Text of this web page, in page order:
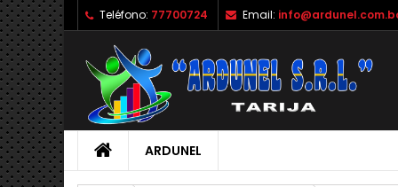
Teléfono: 77700724 Email:
ARDUNEL